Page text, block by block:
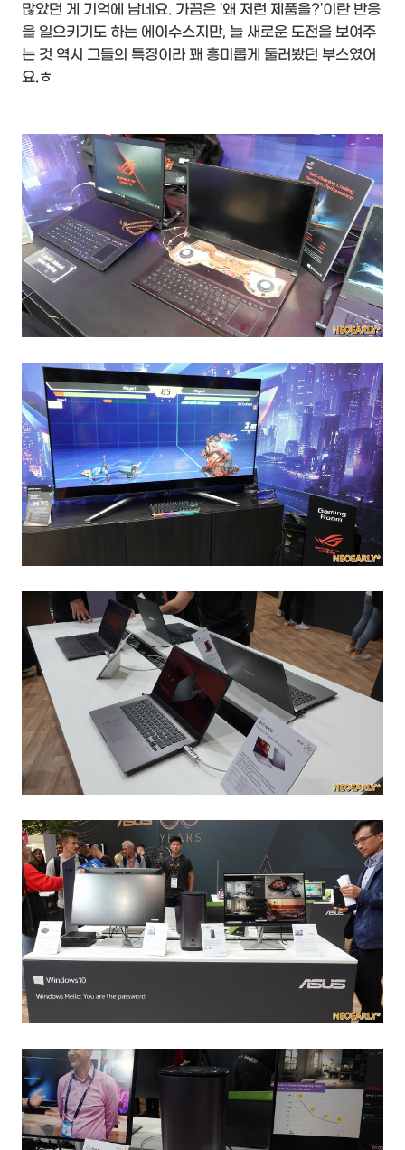
많았던 게 기억에 남네요. 가끔은 '왜 저런 제품을?'이란 반응
을 일으키기도 하는 에이수스지만, 늘 새로운 도전을 보여주
는 것 역시 그들의 특징이라 꽤 흥미롭게 둘러봤던 부스였어
요.ㅎ